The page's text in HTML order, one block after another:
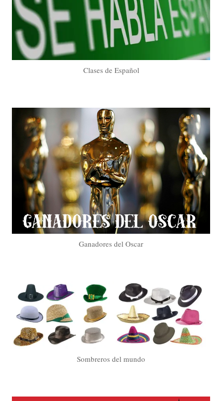
Clases de Español
Ganadores del Oscar
Sombreros del mundo